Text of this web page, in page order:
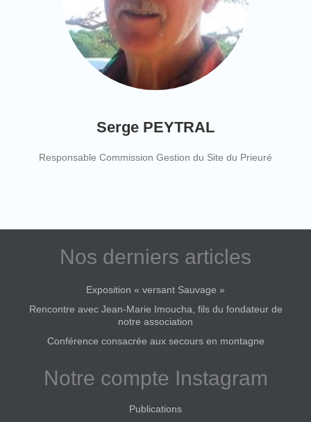
Serge PEYTRAL
Responsable Commission Gestion du Site du Prieuré
Nos derniers articles
Exposition « versant Sauvage »
Rencontre avec Jean-Marie Imoucha, fils du fondateur de
notre association
Conférence consacrée aux secours en montagne
Notre compte Instagram
Publications